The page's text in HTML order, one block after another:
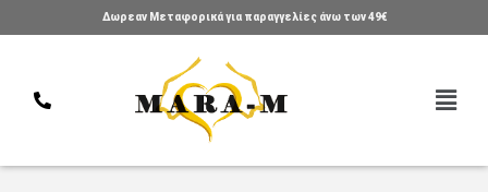
Δωρεαν Μεταφορικά για παραγγελίες άνω των 49€